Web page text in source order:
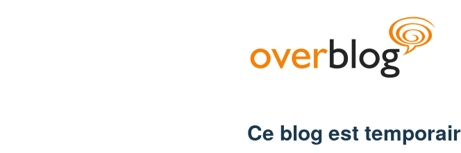
Ce blog est